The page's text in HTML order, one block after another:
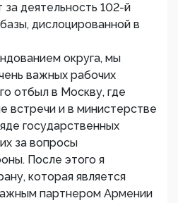
деятельность 102-й
дислоцированной в
округа, мы
важных рабочих
отбыл в Москву, где
встречи и в министерстве
государственных
за вопросы
После этого я
которая является
партнером Армении